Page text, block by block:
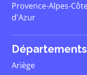
Provence-Alpes-Côte
d'Azur
Départements
Ariège